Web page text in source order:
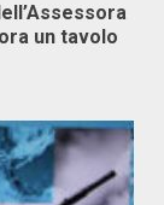
un tavolo